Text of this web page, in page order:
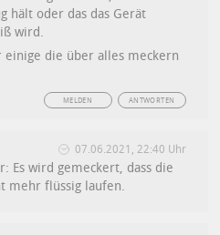
hält oder das das Gerät
wird.
die über alles meckern
ANTWORTEN
MELDEN
07.06.2021, 22:40 Uhr
Es wird gemeckert, dass die
mehr flüssig laufen.